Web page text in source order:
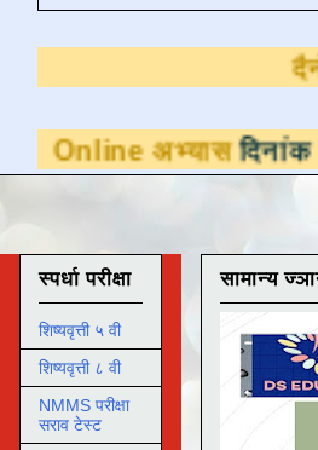
दिनांक 31 मार्च
सामान्य
स्पर्धा परीक्षा
शिष्यवृत्ती ५ वी
शिष्यवृत्ती ८ वी
NMMS परीक्षा
सराव टेस्ट